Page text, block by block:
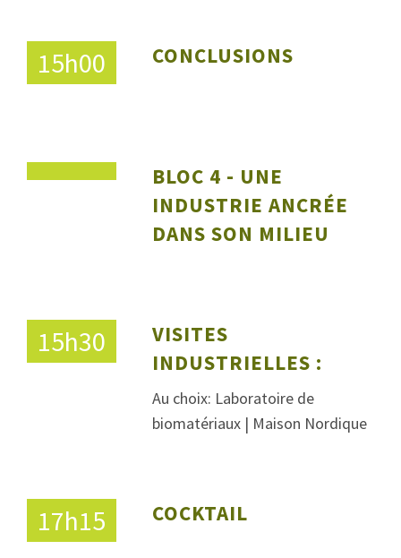
15h00 CONCLUSIONS
BLOC 4 - UNE
INDUSTRIE ANCRÉE
DANS SON MILIEU
15h30
VISITES
INDUSTRIELLES :
Au choix: Laboratoire de
biomatériaux | Maison Nordique
17h15 COCKTAIL